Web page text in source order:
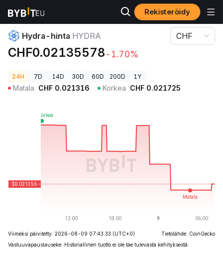
Rekisteröidy
Kryptohinnat
Hydra-hinta HYDRA
CHF0.02135578-1.70%
CHF
24H 7D 14D 30D 60D 200D 1Y
Matala CHF 0.021316 Korkea CHF 0.021725
Viimeksi päivitetty: 2026-08-09 07:43:33 (UTC+0)
Tietolähde: CoinGecko
Vastuuvapauslauseke: Historiallinen tuotto ei ole tae tulevasta kehityksestä.